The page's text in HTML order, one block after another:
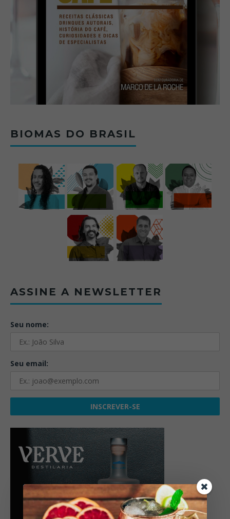
BIOMAS DO BRASIL
ASSINE A NEWSLETTER
Seu nome:
Seu email: